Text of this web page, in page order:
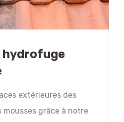
extérieures des
mousses grâce à notre